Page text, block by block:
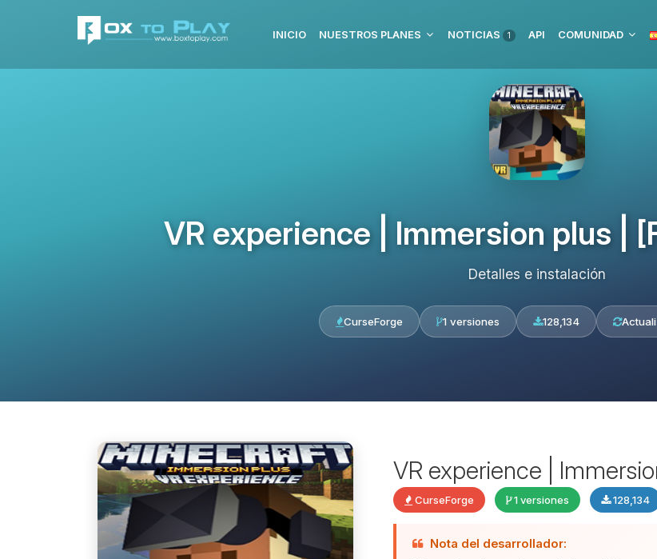
INICIO NUESTROS PLANES NOTICIAS 1 API COMUNIDAD
VR experience | Immersion plus |
Detalles e instalación
CurseForge 1 versiones 128,134
VR experience |
CurseForge 1 versiones 128,134
Nota del desarrollador: